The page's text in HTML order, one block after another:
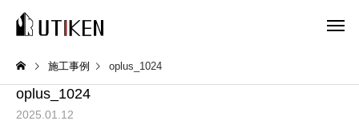
施工事例 oplus_1024
oplus_1024
2025.01.12